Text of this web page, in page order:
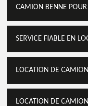
CAMION BENNE
SERVICE FIABLE EN
LOCATION DE
LOCATION DE